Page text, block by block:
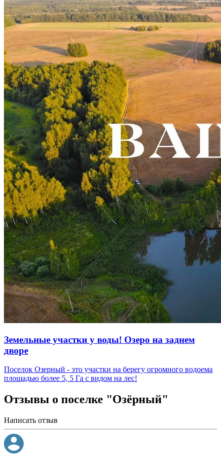
Земельные участки у воды! Озеро на заднем
дворе
Поселок Озерный - это участки на берегу огромного водоема
площадью более 5, 5 Га с видом на лес!
Отзывы о поселке "Озёрный"
Написать отзыв